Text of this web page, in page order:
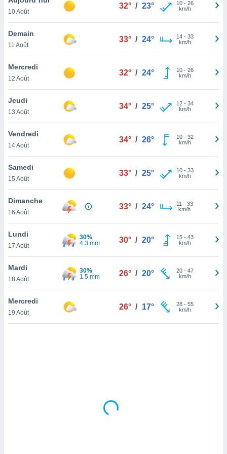
et
»,
au
vous
qu'ils
ou
le
ainsi
un
la
du
en
de
10 Août
32° / 23° 10- 26
km/h
Demain
11 Août
33° / 24° 14- 33
km/h
Mercredi
12 Août
32° / 24° 10- 26
km/h
Jeudi
13 Août
34° / 25° 12- 34
km/h
Vendredi
14 Août
34° / 26° 10- 32
km/h
Samedi
15 Août
33° / 25° 10- 33
km/h
Dimanche
16 Août
33° / 24° 11 - 33
km/h
Lundi
17 Août
30%
4.3 mm
30° / 20° 15- 43
km/h
Mardi
18 Août
30%
1.5 mm
26° / 20° 20- 47
km/h
Mercredi
19 Août
26° / 17° 28- 55
km/h